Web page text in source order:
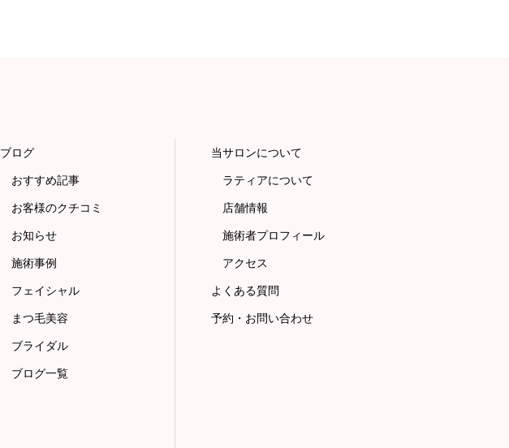
ブログ
おすすめ記事
お客様のクチコミ
お知らせ
施術事例
フェイシャル
まつ毛美容
ブライダル
ブログ一覧
当サロンについて
ラティアについて
店舗情報
施術者プロフィール
アクセス
よくある質問
予約・お問い合わせ